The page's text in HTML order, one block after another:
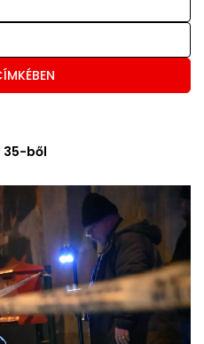
35-ből